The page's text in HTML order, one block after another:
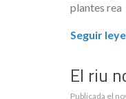
plantes rea
Seguir
El riu
Publicada el